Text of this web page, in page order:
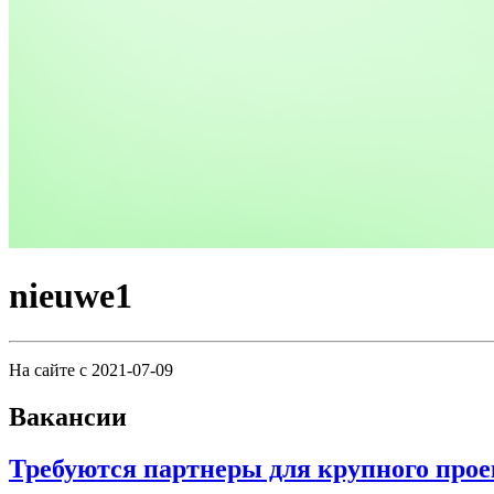
nieuwe1
На сайте с 2021-07-09
Вакансии
Требуются партнеры для крупного